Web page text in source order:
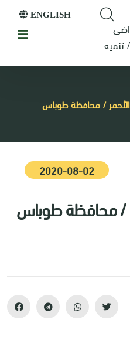
ENGLISH
/ محافظة طوباس
2020-08-02
/ محافظة طوباس